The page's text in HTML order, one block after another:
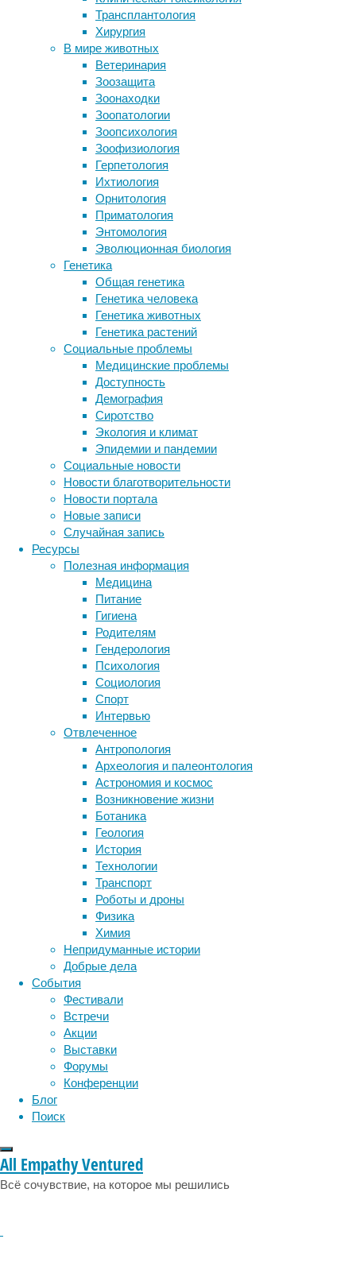
Трансплантология
Хирургия
В мире животных
Ветеринария
Зоозащита
Зоонаходки
Зоопатологии
Зоопсихология
Зоофизиология
Герпетология
Ихтиология
Орнитология
Приматология
Энтомология
Эволюционная биология
Генетика
Общая генетика
Генетика человека
Генетика животных
Генетика растений
Социальные проблемы
Медицинские проблемы
Доступность
Демография
Сиротство
Экология и климат
Эпидемии и пандемии
Социальные новости
Новости благотворительности
Новости портала
Новые записи
Случайная запись
Ресурсы
Полезная информация
Медицина
Питание
Гигиена
Родителям
Гендерология
Психология
Социология
Спорт
Интервью
Отвлеченное
Антропология
Археология и палеонтология
Астрономия и космос
Возникновение жизни
Ботаника
Геология
История
Технологии
Транспорт
Роботы и дроны
Физика
Химия
Непридуманные истории
Добрые дела
События
Фестивали
Встречи
Акции
Выставки
Форумы
Конференции
Блог
Поиск
All Empathy Ventured
Всё сочувствие, на которое мы решились
лечения
костных
дефектов,
врожденных
появившихся
травмы,
используют
специальные
имплантаты,
которые
помогают
кости
правильно
восстановиться.
потом
такой
имплантат
приходится
удалять,
есть
проводить
еще
одну
операцию.
было
бы
очень
хорошо,
если
бы
костный
имплантат
был
биодеградируемым
то
есть
чтобы
он
просто
рассасывался
организме,
не
причиняя
больному
никакого
вреда.
Биодеградируемые
имплантаты
пытаются
создать
по
всему
политехнического
университета
энцефалического барьера
Марихуана оказывает существенное
воздействие на зрение
Депрессия без симптомов
10 продуктов, вызывающих головную
боль
Какие проблемы стоп нельзя лечить
самостоятельно
Следите за новостями
Метки
ДНК бактерии
биотехнология
генетика дети животные
здоровье знания иммунитет
инструменты и методы
исследования
лекарства медицина
мозг наука неврология
нейробиология
нейрофизиология
онкология
поведение
сон социальные проблемы
физиология
эмоции